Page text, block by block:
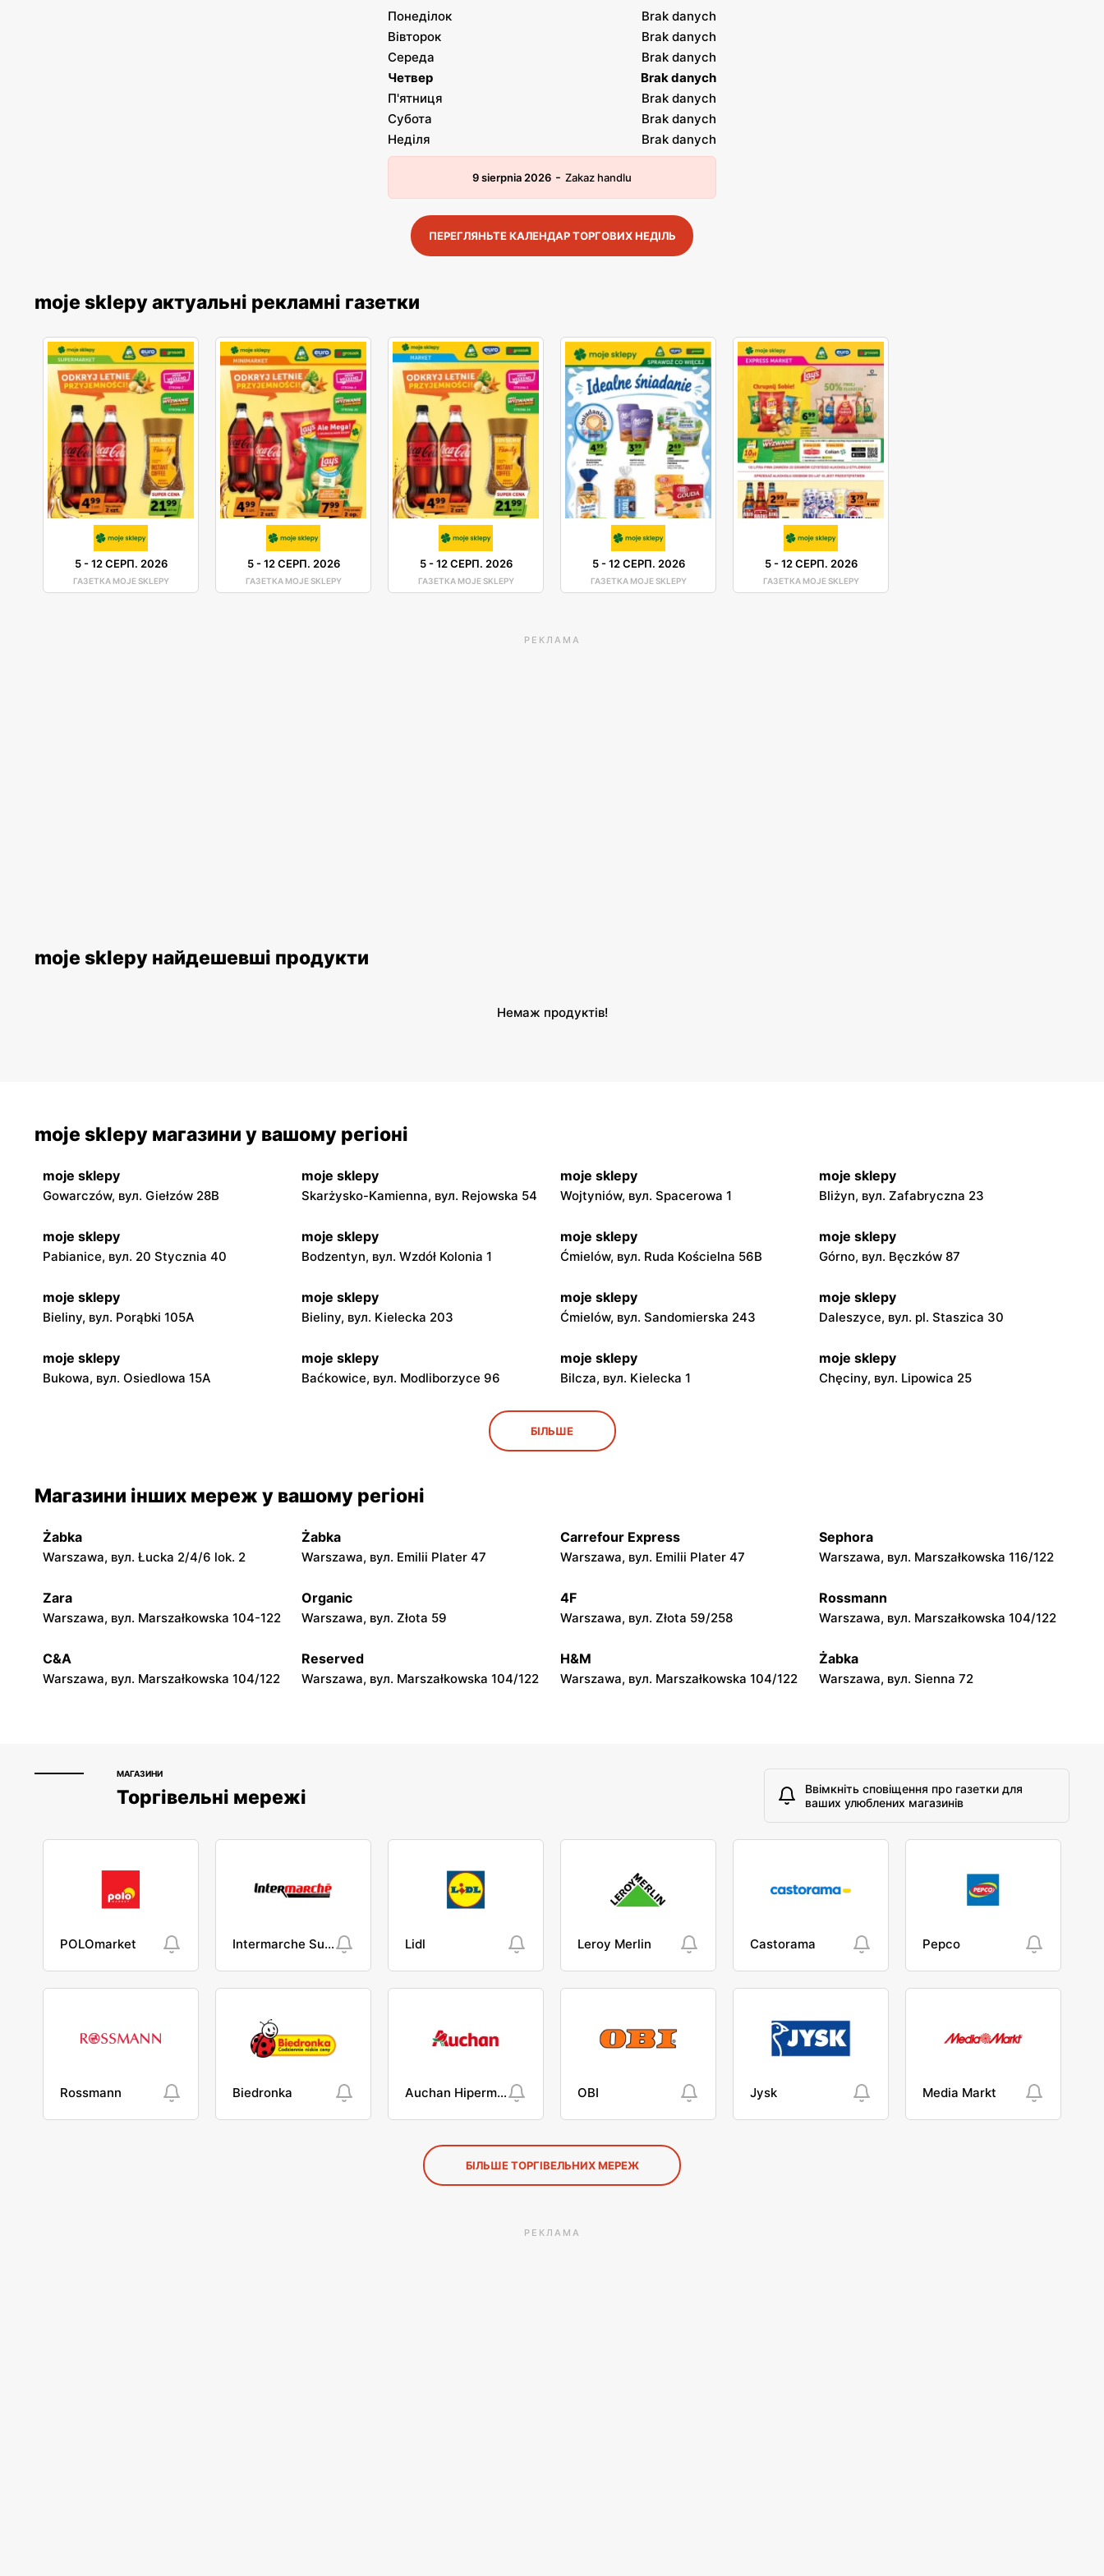
Понеділок
Brak danych
Вівторок
Brak danych
Середа
Brak danych
Четвер
Brak danych
П'ятниця
Brak danych
Субота
Brak danych
Неділя
Brak danych
9 sierpnia 2026 - Zakaz handlu
ПЕРЕГЛЯНЬТЕ КАЛЕНДАР ТОРГОВИХ НЕДІЛЬ
moje sklepy актуальні рекламні газетки
5-12 СЕРП. 2026
ГАЗЕТКА MOJE SKLEPY
5-12 СЕРП. 2026
ГАЗЕТКА MOJE SKLEPY
5-12 СЕРП. 2026
ГАЗЕТКА MOJE SKLEPY
5-12 СЕРП. 2026
ГАЗЕТКА MOJE SKLEPY
5-12 СЕРП. 2026
ГАЗЕТКА MOJE SKLEPY
РЕКЛАМА
moje sklepy найдешевші продукти
Немаж продуктів!
moje sklepy магазини у вашому регіоні
moje sklepy
Gowarczów, вул. Giełzów 28B
moje sklepy
Skarżysko-Kamienna, вул. Rejowska 54
moje sklepy
Wojtyniów, вул. Spacerowa 1
moje sklepy
Bliżyn, вул. Zafabryczna 23
moje sklepy
Pabianice, вул. 20 Stycznia 40
moje sklepy
Bodzentyn, вул. Wzdół Kolonia 1
moje sklepy
Ćmielów, вул. Ruda Kościelna 56B
moje sklepy
Górno, вул. Bęczków 87
moje sklepy
Bieliny, вул. Porąbki 105A
moje sklepy
Bieliny, вул. Kielecka 203
moje sklepy
Ćmielów, вул. Sandomierska 243
moje sklepy
Daleszyce, вул. pl. Staszica 30
moje sklepy
Bukowa, вул. Osiedlowa 15A
moje sklepy
Baćkowice, вул. Modliborzyce 96
moje sklepy
Bilcza, вул. Kielecka 1
moje sklepy
Chęciny, вул. Lipowica 25
moje sklepy
Gorzyce, вул. Szkolna 44
Jadachy, вул. Jadachy 111 Jeżowe, вул. Zalesie 77
moje sklepy
Górki, вул. Górki 71
moje sklepy
Gumniska, вул. Gumniska 157C
moje sklepy
Iwierzyce, вул. Iwierzyce 152A
moje sklepy
Tczew, вул. Franciszka Żwirki 61
moje sklepy
Hyżne, вул. Hyżne 100
moje sklepy
Jarosław, вул. Pełkińska 147
moje sklepy
Niebylec, вул. Niebylec 139
moje sklepy
Opole, вул. Grudzicka 45
БІЛЬШЕ
Магазини інших мереж у вашому регіоні
Żabka
Warszawa, вул. Łucka 2/4/6 lok. 2
Żabka
Warszawa, вул. Emilii Plater 47
Carrefour Express
Warszawa, вул. Emilii Plater 47
Sephora
Warszawa, вул. Marszałkowska 116/122
Zara
Warszawa, вул. Marszałkowska 104-122
Organic
Warszawa, вул. Złota 59
4F
Warszawa, вул. Złota 59/258
Rossmann
Warszawa, вул. Marszałkowska 104/122
C&A
Warszawa, вул. Marszałkowska 104/122
Reserved
Warszawa, вул. Marszałkowska 104/122
H&M
Warszawa, вул. Marszałkowska 104/122
Żabka
Warszawa, вул. Sienna 72
МАГАЗИНИ
Торгівельні мережі
Ввімкніть сповіщення про газетки для
ваших улюблених магазинів
POLOmarket Intermarche Super Lidl Leroy Merlin Castorama Pepco
Rossmann Biedronka Auchan Hipermarket OBI Jysk Media Markt
БІЛЬШЕ ТОРГІВЕЛЬНИХ МЕРЕЖ
РЕКЛАМА